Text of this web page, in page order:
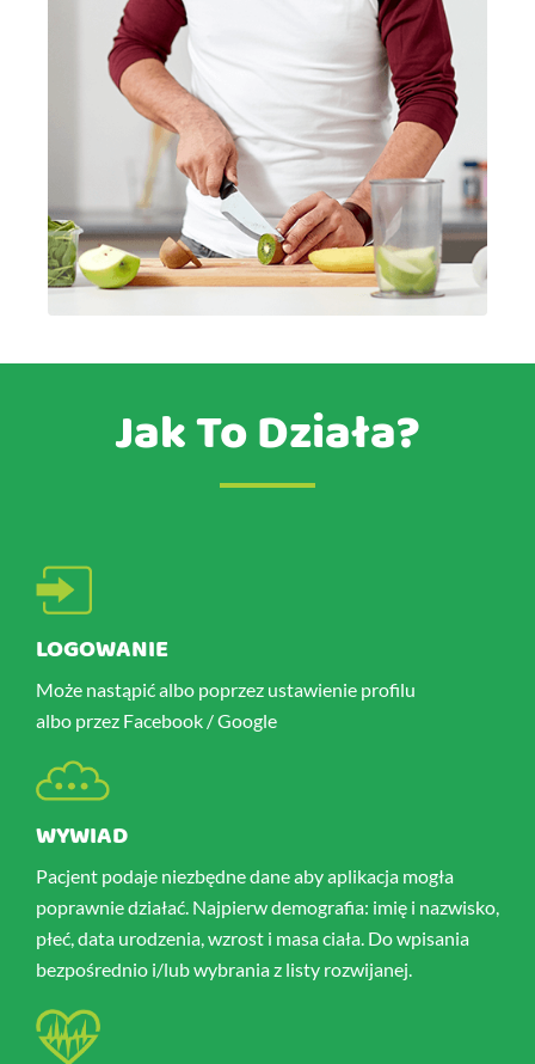
Jak To Działa?
LOGOWANIE
Może nastąpić albo poprzez ustawienie profilu
albo przez Facebook / Google
WYWIAD
Pacjent podaje niezbędne dane aby aplikacja mogła
poprawnie działać. Najpierw demografia: imię i nazwisko,
płeć, data urodzenia, wzrost i masa ciała. Do wpisania
bezpośrednio i/lub wybrania z listy rozwijanej.